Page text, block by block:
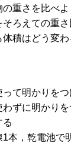
重さを比べよ
ろえての重さ
積はどう変わ
て明かりをつ
ずに明かりを
本，乾電池で